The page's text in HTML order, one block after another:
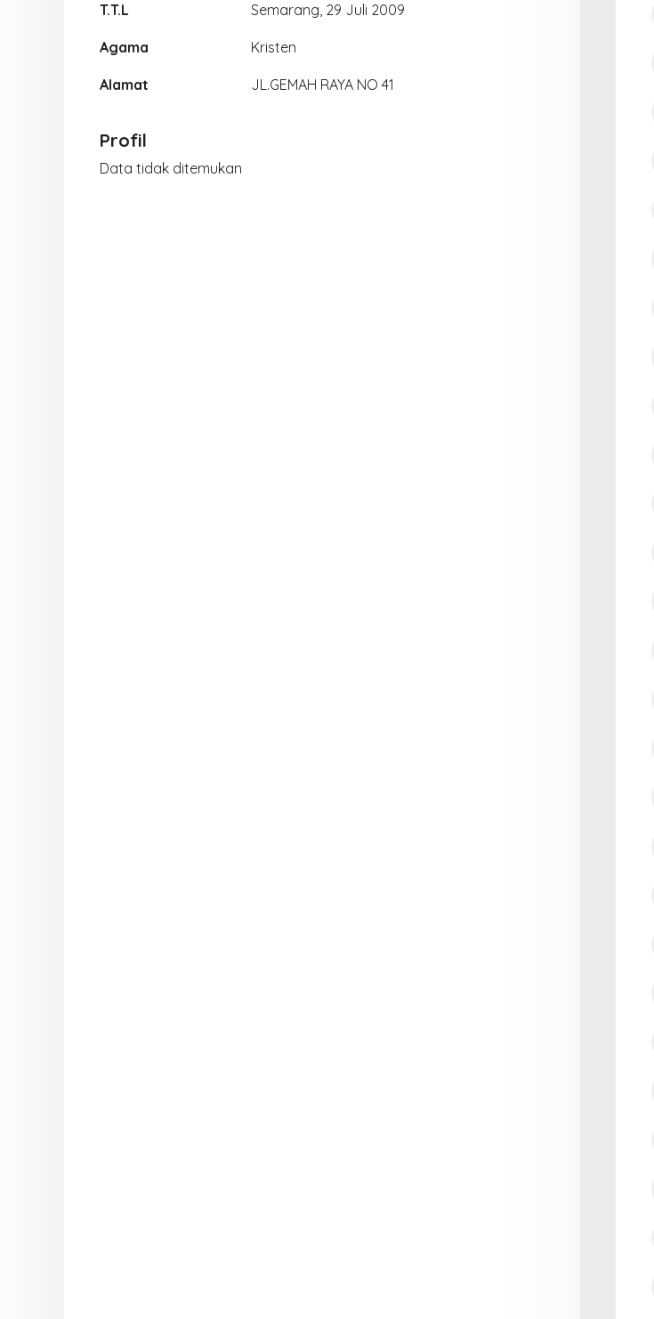
T.T.L Semarang, 29 Juli 2009
Agama Kristen
Alamat JL.GEMAH RAYA NO 41
Profil
Data tidak ditemukan